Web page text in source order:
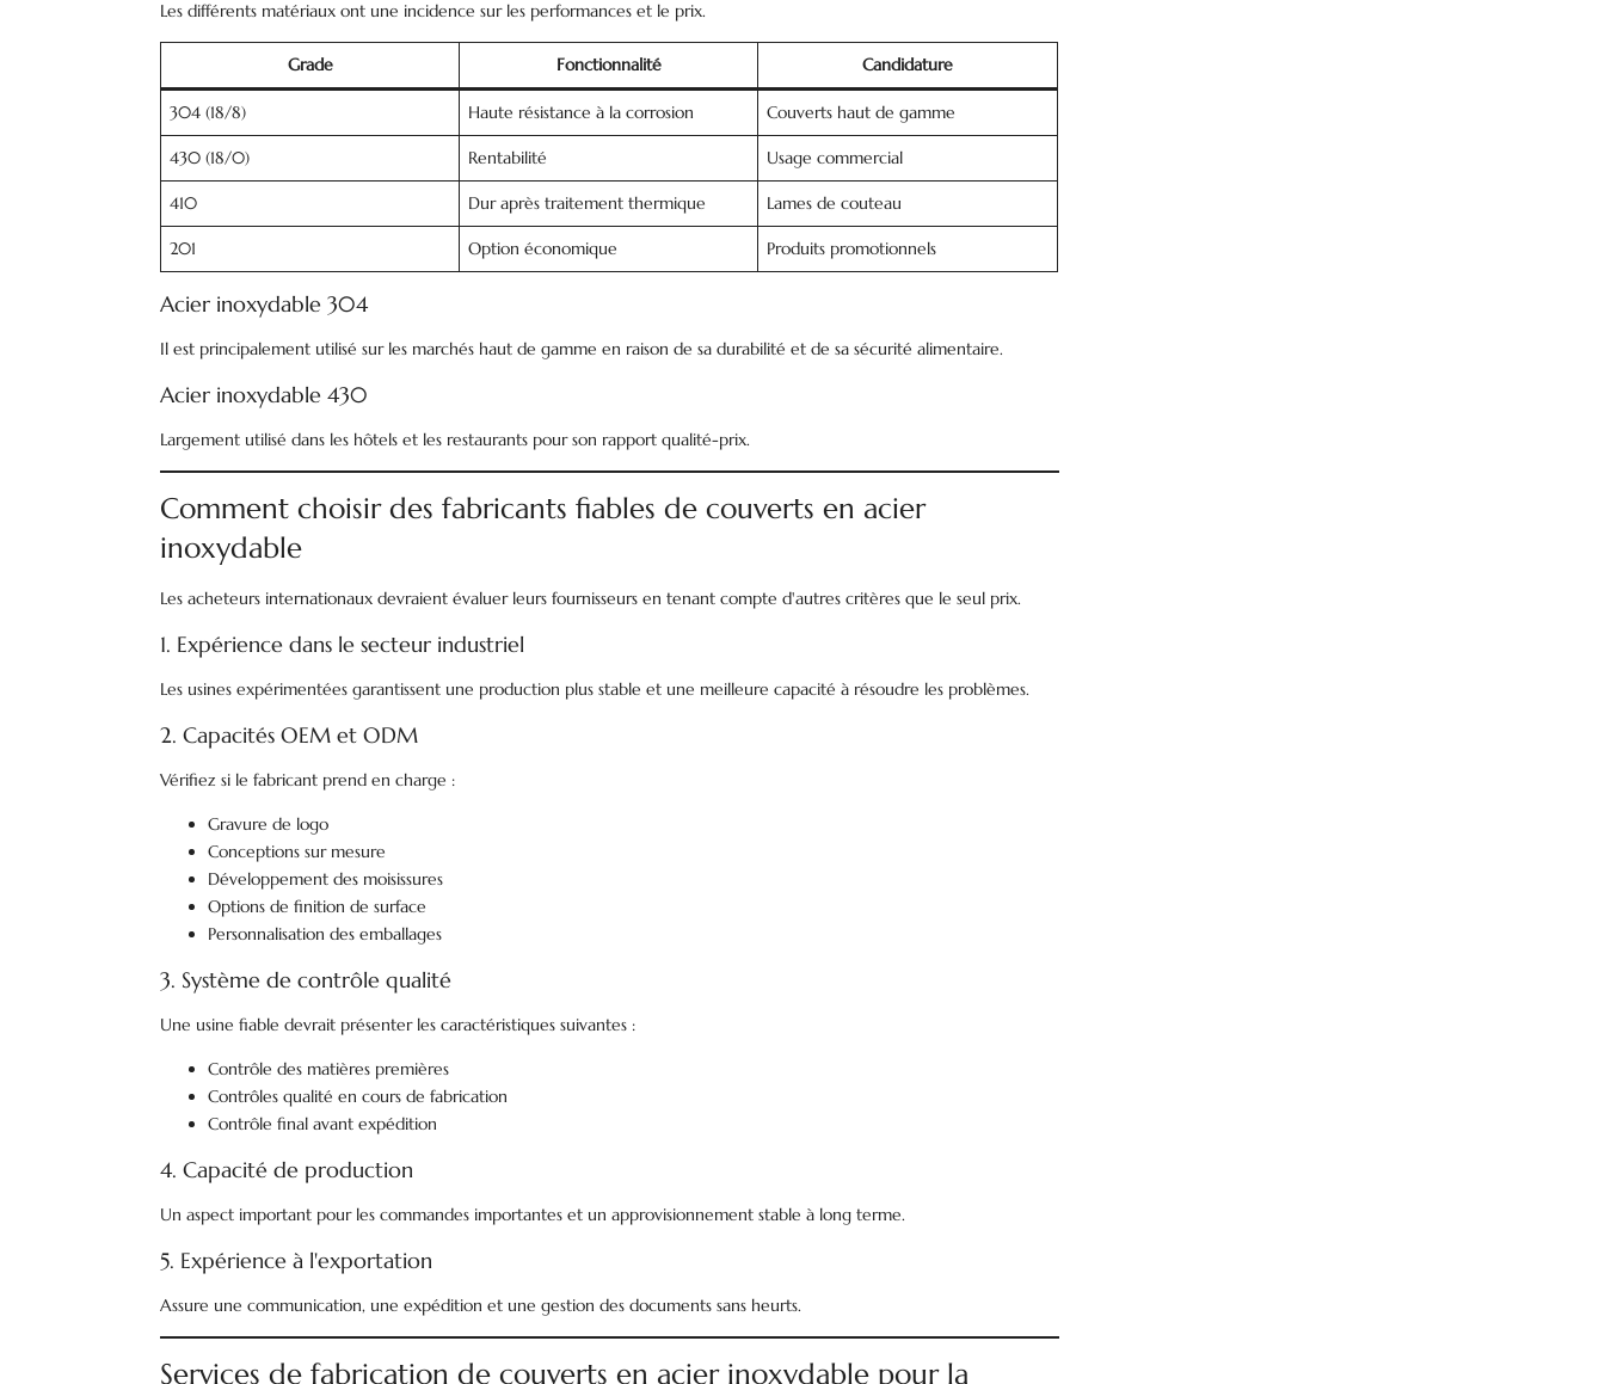
Les différents matériaux ont une incidence sur les performances et le prix.
Grade Fonctionnalité Candidature
304 (18/8) Haute résistance à la corrosion Couverts haut de gamme
430 (18/0) Rentabilité Usage commercial
410 Dur après traitement thermique Lames de couteau
201 Option économique Produits promotionnels
Acier inoxydable 304
Il est principalement utilisé sur les marchés haut de gamme en raison de sa durabilité et de sa sécurité alimentaire.
Acier inoxydable 430
Largement utilisé dans les hôtels et les restaurants pour son rapport qualité-prix.
Comment choisir des fabricants fiables de couverts en acier
inoxydable
Les acheteurs internationaux devraient évaluer leurs fournisseurs en tenant compte d'autres critères que le seul prix.
1. Expérience dans le secteur industriel
Les usines expérimentées garantissent une production plus stable et une meilleure capacité à résoudre les problèmes.
2. Capacités OEM et ODM
Vérifiez si le fabricant prend en charge :
Gravure de logo
Conceptions sur mesure
Développement des moisissures
Options de finition de surface
Personnalisation des emballages
3. Système de contrôle qualité
Une usine fiable devrait présenter les caractéristiques suivantes :
Contrôle des matières premières
Contrôles qualité en cours de fabrication
Contrôle final avant expédition
4. Capacité de production
Un aspect important pour les commandes importantes et un approvisionnement stable à long terme.
5. Expérience à l'exportation
Assure une communication, une expédition et une gestion des documents sans heurts.
Services de fabrication de couverts en acier inoxydable pour la